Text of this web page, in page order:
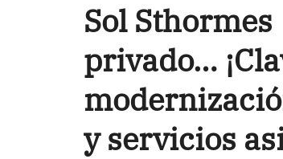
Sol
privado…
y servicios